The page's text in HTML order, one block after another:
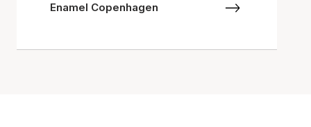
Enamel Copenhagen